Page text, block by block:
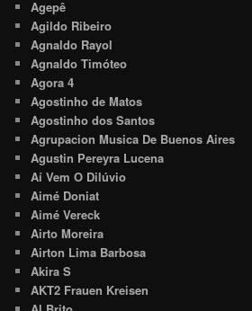
Agepê
Agildo Ribeiro
Agnaldo Rayol
Agnaldo Timóteo
Agora 4
Agostinho de Matos
Agostinho dos Santos
Agrupacion Musica De Buenos Aires
Agustin Pereyra Lucena
Aí Vem O Dilúvio
Aimé Doniat
Aimé Vereck
Airto Moreira
Airton Lima Barbosa
Akira S
AKT2 Frauen Kreisen